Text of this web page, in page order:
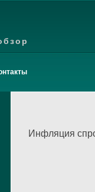
Инфляция